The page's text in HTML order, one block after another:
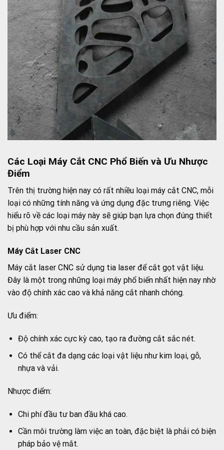
Các Loại Máy Cắt CNC Phổ Biến và Ưu Nhược
Điểm
Trên thị trường hiện nay có rất nhiều loại máy cắt CNC, mỗi
loại có những tính năng và ứng dụng đặc trưng riêng. Việc
hiểu rõ về các loại máy này sẽ giúp bạn lựa chọn đúng thiết
bị phù hợp với nhu cầu sản xuất.
Máy Cắt Laser CNC
Máy cắt laser CNC sử dụng tia laser để cắt gọt vật liệu.
Đây là một trong những loại máy phổ biến nhất hiện nay nhờ
vào độ chính xác cao và khả năng cắt nhanh chóng.
Ưu điểm:
Độ chính xác cực kỳ cao, tạo ra đường cắt sắc nét.
Có thể cắt đa dạng các loại vật liệu như kim loại, gỗ,
nhựa và vải.
Nhược điểm:
Chi phí đầu tư ban đầu khá cao.
Cần môi trường làm việc an toàn, đặc biệt là phải có biện
pháp bảo vệ mắt.